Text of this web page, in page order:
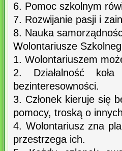
6. Pomoc szkolnym
7. Rozwijanie pasji i
8. Nauka
Wolontariusze
1. Wolontariuszem
2. Działalność
bezinteresowności.
3. Członek kieruje się
pomocy, troską o
4. Wolontariusz zna
przestrzega ich.